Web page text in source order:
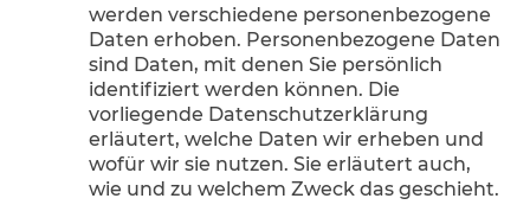
werden verschiedene personenbezogene
Daten erhoben. Personenbezogene Daten
sind Daten, mit denen Sie persönlich
identifiziert werden können. Die
vorliegende Datenschutzerklärung
erläutert, welche Daten wir erheben und
wofür wir sie nutzen. Sie erläutert auch,
wie und zu welchem Zweck das geschieht.